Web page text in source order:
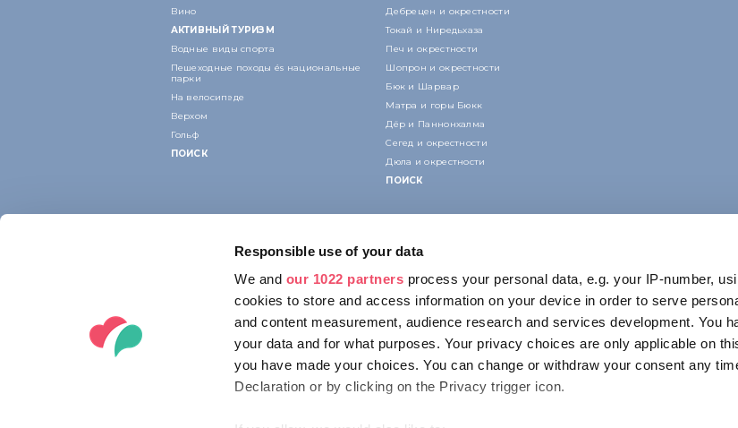
Responsible use of your data
We and our 1022 partners process your personal data, e.g. your IP-number,
cookies to store and access information on your device in order to serve
and content measurement, audience research and services development. You
your data and for what purposes. Your privacy choices are only applicable on
you have made your choices. You can change or withdraw your consent any
Declaration or by clicking on the Privacy trigger icon.
Вино
АКТИВНЫЙ ТУРИЗМ
Водные виды спорта
Пешеходные походы és национальные
парки
На велосипеде
Верхом
Гольф
ПОИСК
Дебрецен и окрестности
Токай и Ниредьхаза
Печ и окрестности
Шопрон и окрестности
Бюк и Шарвар
Матра и горы Бюкк
Дёр и Паннонхалма
Сегед и окрестности
Дюла и окрестности
ПОИСК
КОНТАКТ
1123 Budapest,
+36 1 4888 700